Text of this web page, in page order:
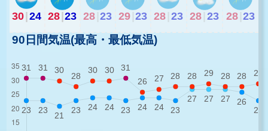
30|24 28|23 28 23 29 23 28 23 28 23 28 23
90日間気温(最高・最低気温)